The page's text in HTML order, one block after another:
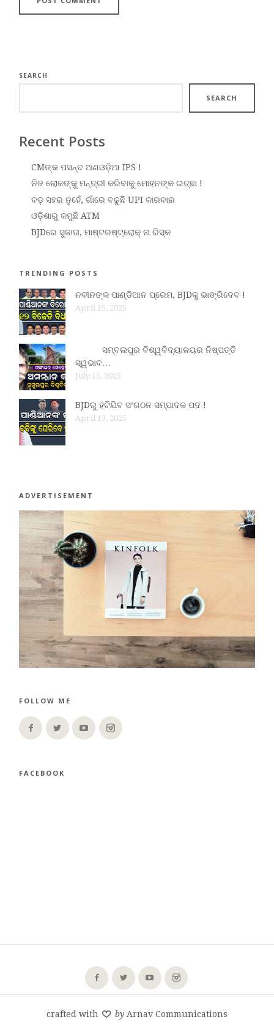
SEARCH
SEARCH
Recent Posts
CMଙ୍କ ପସନ୍ଦ ଅଣଓଡ଼ିଆ IPS !
ନିଜ ଲୋକଙ୍କୁ ମନ୍ତ୍ରୀ କରିବାକୁ ମୋହନଙ୍କ ଇଚ୍ଛା !
ବଡ଼ ସହର ନୁହେଁ, ଗାଁରେ ବଢୁଛି UPI କାରବାର
ଓଡ଼ିଶାରୁ କମୁଛି ATM
BJDରେ ସୁଜାତା, ମାଷ୍ଟରଷ୍ଟ୍ରୋକ୍ ନା ରିସ୍କ
TRENDING POSTS
ନବୀନଙ୍କ ପାଣ୍ଡିଆନ ପ୍ରେମ, BJDକୁ ଭାଙ୍ଗିଦେବ !
April 15, 2025
ସମ୍ବଲପୁର ବିଶ୍ୱବିଦ୍ୟାଳୟର ନିଷ୍ପତ୍ତି
ସ୍ୱଭାବ…
July 15, 2025
BJDରୁ ହଟିଯିବ ସଂଗଠନ ସମ୍ପାଦକ ପଦ !
April 13, 2025
ADVERTISEMENT
FOLLOW ME
FACEBOOK
crafted with by Arnav Communications